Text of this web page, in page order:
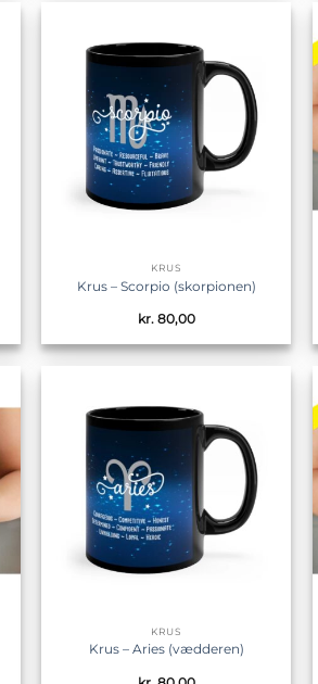
ønskeliste
KRUS
Krus – Scorpio (skorpionen)
kr.80,00
ønskeliste
KRUS
Krus – Aries (vædderen)